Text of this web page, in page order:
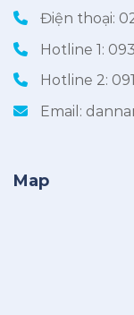
Điện thoại:
Hotline 1:
Hotline 2:
Email:
Map